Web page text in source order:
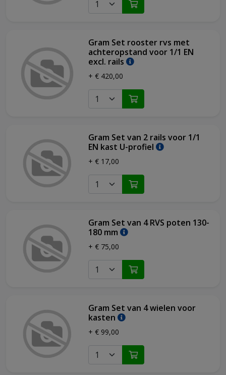
LED verlichting
Complete wandrails, roosterdragersGram Set rooster rvs met
achteropstand voor 1/1 EN
excl. rails
+ € 420,00
Gram Set van 2 rails voor 1/1
EN kast U-profiel
+ € 17,00
Gram Set van 4 RVS poten 130-
180 mm
+ € 75,00
Gram Set van 4 wielen voor
kasten
+ € 99,00